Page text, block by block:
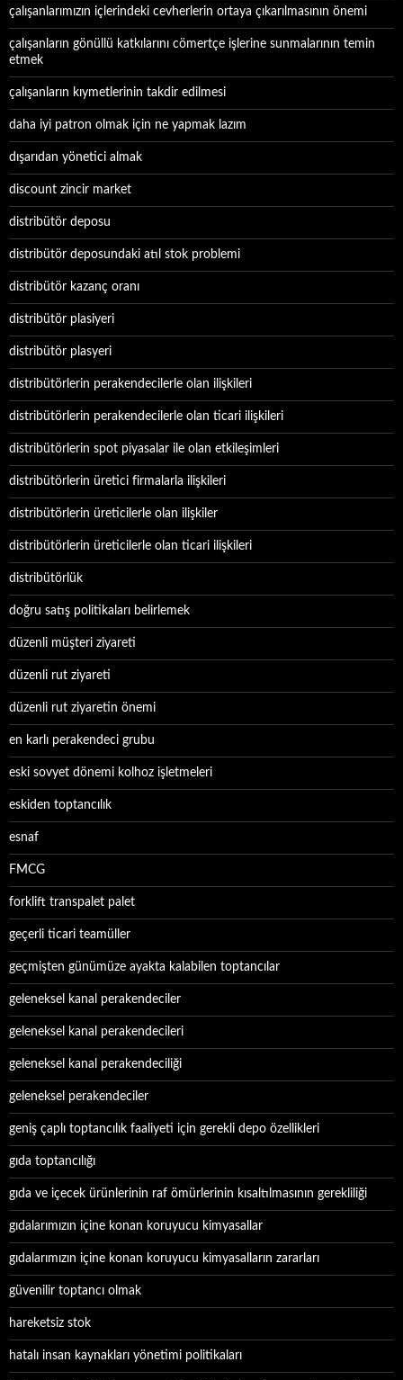
çalışanlarımızın içlerindeki cevherlerin ortaya çıkarılmasının önemi
çalışanların gönüllü katkılarını cömertçe işlerine sunmalarının temin
etmek
çalışanların kıymetlerinin takdir edilmesi
daha iyi patron olmak için ne yapmak lazım
dışarıdan yönetici almak
discount zincir market
distribütör deposu
distribütör deposundaki atıl stok problemi
distribütör kazanç oranı
distribütör plasiyeri
distribütör plasyeri
distribütörlerin perakendecilerle olan ilişkileri
distribütörlerin perakendecilerle olan ticari ilişkileri
distribütörlerin spot piyasalar ile olan etkileşimleri
distribütörlerin üretici firmalarla ilişkileri
distribütörlerin üreticilerle olan ilişkiler
distribütörlerin üreticilerle olan ticari ilişkileri
distribütörlük
doğru satış politikaları belirlemek
düzenli müşteri ziyareti
düzenli rut ziyareti
düzenli rut ziyaretin önemi
en karlı perakendeci grubu
eski sovyet dönemi kolhoz işletmeleri
eskiden toptancılık
esnaf
FMCG
forklift transpalet palet
geçerli ticari teamüller
geçmişten günümüze ayakta kalabilen toptancılar
geleneksel kanal perakendeciler
geleneksel kanal perakendecileri
geleneksel kanal perakendeciliği
geleneksel perakendeciler
geniş çaplı toptancılık faaliyeti için gerekli depo özellikleri
gıda toptancılığı
gıda ve içecek ürünlerinin raf ömürlerinin kısaltılmasının gerekliliği
gıdalarımızın içine konan koruyucu kimyasallar
gıdalarımızın içine konan koruyucu kimyasalların zararları
güvenilir toptancı olmak
hareketsiz stok
hatalı insan kaynakları yönetimi politikaları